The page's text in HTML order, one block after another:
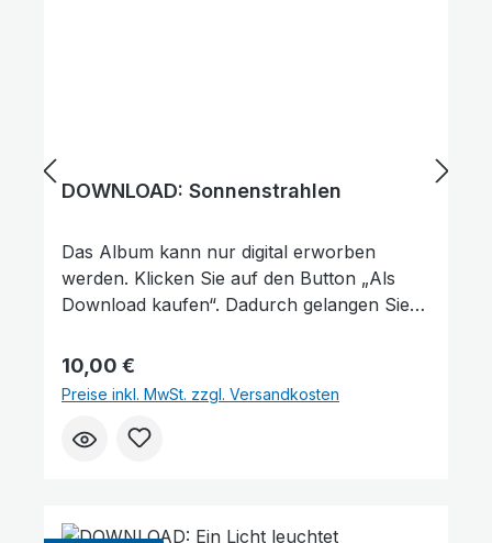
DOWNLOAD: Sonnenstrahlen
Das Album kann nur digital erworben
werden. Klicken Sie auf den Button „Als
Download kaufen“. Dadurch gelangen Sie
Friedensstimme. Dort finden Sie das Album
und können auch einzelne Tracks (Lieder)
nach Belieben kaufen. Wie gefällt Ihnen
unser Produkt? ★★★★★ Geben Sie
Regulärer Preis:
10,00 €
Preise inkl. MwSt. zzgl. Versandkosten